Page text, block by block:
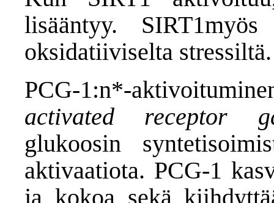
lisääntyy.
oksidatiiviselta stressiltä.
PCG-1:n*-
activated receptor
glukoosin
aktivaatiota. PCG-1
ja kokoa sekä